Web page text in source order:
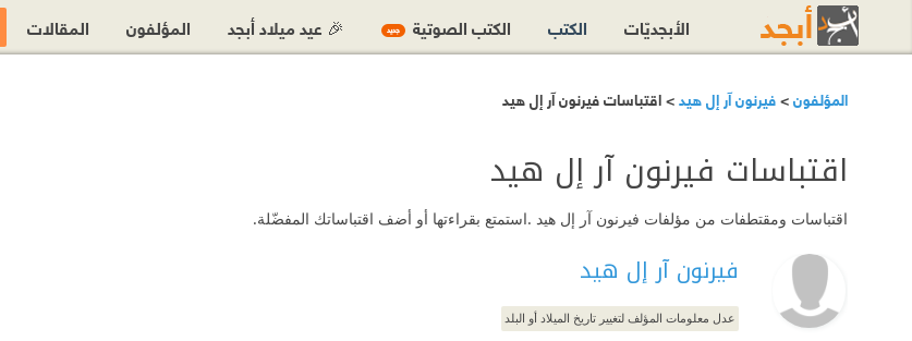
المؤلفون>فيرنون آر إل هيد> اقتباسات فيرنون آر إل هيد
اقتباسات فيرنون آر إل هيد
اقتباسات ومقتطفات من مؤلفات فيرنون آر إل هيد .استمتع بقراءتها أو أضف اقتباساتك المفضّلة.
فيرنون آر إل هيد
عدل معلومات المؤلف لتغيير تاريخ الميلاد أو البلد
الأبجديّات الكتب الكتب الصوتية جديد 🎉 عيد ميلاد أبجد المؤلفون المقالات